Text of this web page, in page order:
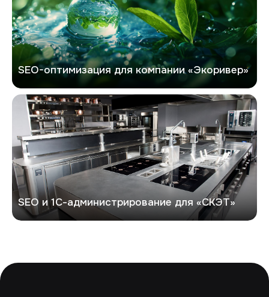
SEO-оптимизация для компании «Экоривер»
СКЭТ
SEO и 1С-администрирование для «СКЭТ»